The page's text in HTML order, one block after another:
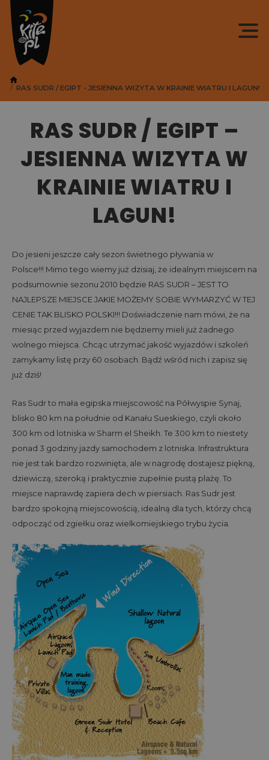
RAS SUDR / EGIPT - JESIENNA WIZYTA W KRAINIE WIATRU I LAGUN!
RAS SUDR / EGIPT –
JESIENNA WIZYTA W
KRAINIE WIATRU I
LAGUN!
Do jesieni jeszcze cały sezon świetnego pływania w
Polsce!!! Mimo tego wiemy już dzisiaj, że idealnym miejscem na
podsumownie sezonu 2010 będzie RAS SUDR – JEST TO
NAJLEPSZE MIEJSCE JAKIE MOŻEMY SOBIE WYMARZYĆ W TEJ
CENIE TAK BLISKO POLSKI!!! Doświadczenie nam mówi, że na
miesiąc przed wyjazdem nie będziemy mieli już żadnego
wolnego miejsca. Chcąc utrzymać jakość wyjazdów i szkoleń
zamykamy listę przy 60 osobach. Bądź wśród nich i zapisz się
już dziś!
Ras Sudr to mała egipska miejscowość na Półwyspie Synaj,
blisko 80 km na południe od Kanału Sueskiego, czyli około
300 km od lotniska w Sharm el Sheikh. Te 300 km to niestety
ponad 3 godziny jazdy samochodem z lotniska. Infrastruktura
nie jest tak bardzo rozwinięta, ale w nagrodę dostajesz piękną,
dziewiczą, szeroką i praktycznie zupełnie pustą plażę. To
miejsce naprawdę zapiera dech w piersiach. Ras Sudr jest
bardzo spokojną miejscowością, idealną dla tych, którzy chcą
odpocząć od zgiełku oraz wielkomiejskiego trybu życia.